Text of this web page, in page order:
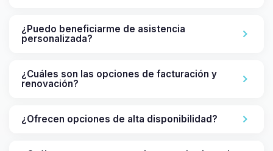
¿Puedo beneficiarme de asistencia
personalizada?
¿Cuáles son las opciones de facturación y
renovación?
¿Ofrecen opciones de alta disponibilidad?